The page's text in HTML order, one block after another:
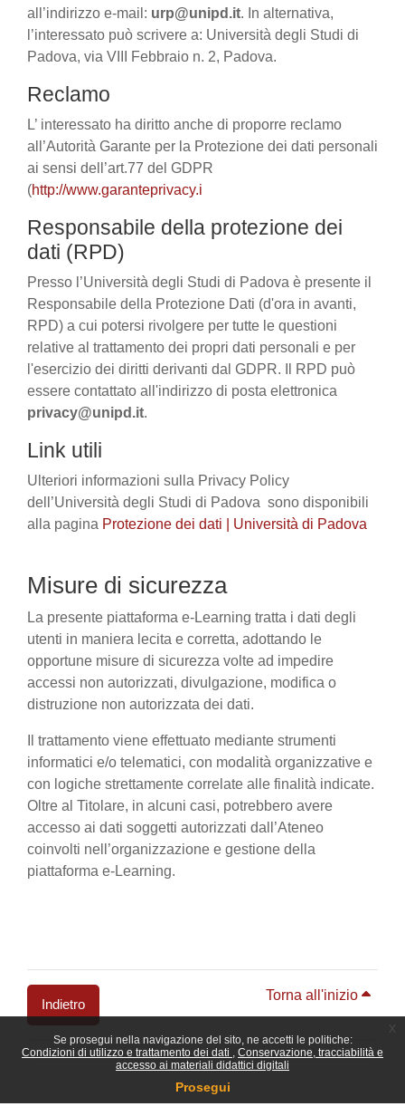
Se prosegui nella navigazione del sito, ne accetti le politiche:
Condizioni di utilizzo e trattamento dei dati
Conservazione, tracciabilità e
accesso ai materiali didattici digitali
Prosegui
all’indirizzo e-mail: urp@unipd.it. In alternativa,
l’interessato può scrivere a: Università degli Studi di
Padova, via VIII Febbraio n. 2, Padova.
Reclamo
L’ interessato ha diritto anche di proporre reclamo
all’Autorità Garante per la Protezione dei dati personali
ai sensi dell’art.77 del GDPR
(http://www.garanteprivacy.i
Responsabile della protezione dei
dati (RPD)
Presso l’Università degli Studi di Padova è presente il
Responsabile della Protezione Dati (d'ora in avanti,
RPD) a cui potersi rivolgere per tutte le questioni
relative al trattamento dei propri dati personali e per
l'esercizio dei diritti derivanti dal GDPR. Il RPD può
essere contattato all'indirizzo di posta elettronica
privacy@unipd.it.
Link utili
Ulteriori informazioni sulla Privacy Policy
dell’Università degli Studi di Padova sono disponibili
alla pagina Protezione dei dati | Università di Padova
Misure di sicurezza
La presente piattaforma e-Learning tratta i dati degli
utenti in maniera lecita e corretta, adottando le
opportune misure di sicurezza volte ad impedire
accessi non autorizzati, divulgazione, modifica o
distruzione non autorizzata dei dati.
Il trattamento viene effettuato mediante strumenti
informatici e/o telematici, con modalità organizzative e
con logiche strettamente correlate alle finalità indicate.
Oltre al Titolare, in alcuni casi, potrebbero avere
accesso ai dati soggetti autorizzati dall’Ateneo
coinvolti nell’organizzazione e gestione della
piattaforma e-Learning.
Indietro
Torna all'inizio
Blocchi